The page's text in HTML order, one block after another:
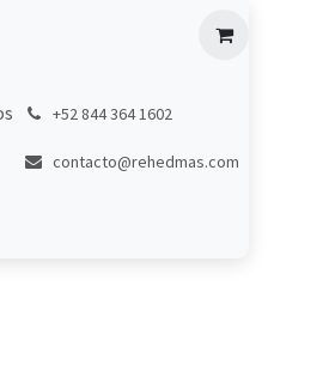
+52 844 364 1602
contacto@rehedmas.com